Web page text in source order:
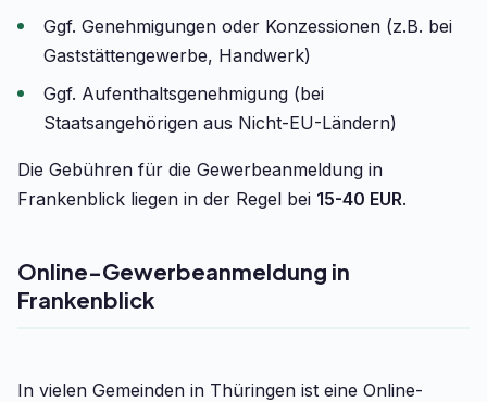
Ggf. Genehmigungen oder Konzessionen (z.B. bei
Gaststättengewerbe, Handwerk)
Ggf. Aufenthaltsgenehmigung (bei
Staatsangehörigen aus Nicht-EU-Ländern)
Die Gebühren für die Gewerbeanmeldung in
Frankenblick liegen in der Regel bei 15-40 EUR.
Online-Gewerbeanmeldung in
Frankenblick
In vielen Gemeinden in Thüringen ist eine Online-